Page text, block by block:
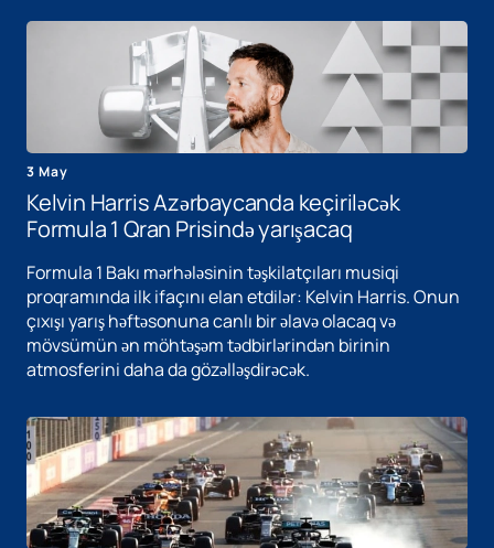
3 May
Kelvin Harris Azərbaycanda keçiriləcək
Formula 1 Qran Prisində yarışacaq
Formula 1 Bakı mərhələsinin təşkilatçıları musiqi
proqramında ilk ifaçını elan etdilər: Kelvin Harris. Onun
çıxışı yarış həftəsonuna canlı bir əlavə olacaq və
mövsümün ən möhtəşəm tədbirlərindən birinin
atmosferini daha da gözəlləşdirəcək.